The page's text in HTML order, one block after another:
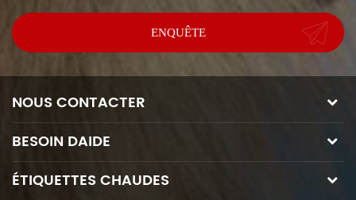
NOUS CONTACTER
BESOIN DAIDE
ÉTIQUETTES CHAUDES